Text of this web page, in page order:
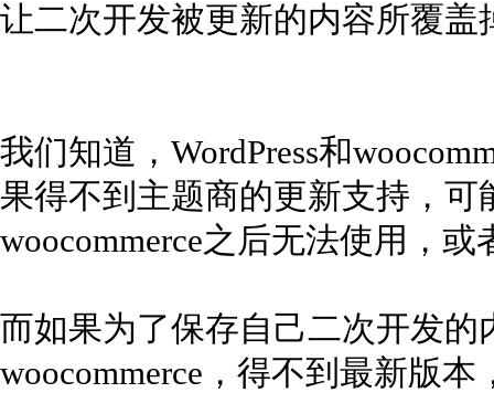
让二次开发被更新的内容所覆
我们知道，WordPress和
果得不到主题商的更新支持，可
woocommerce之后无法使用，
而如果为了保存自己二次开发的
woocommerce，得不到最新版